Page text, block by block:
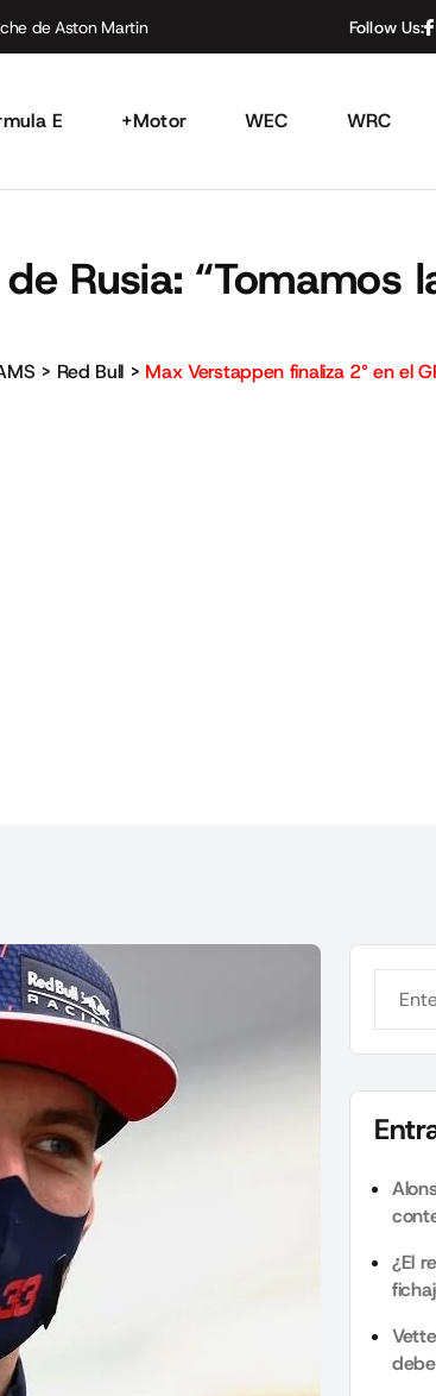
de Aston Martin Follow Us:
E +Motor WEC WRC
Rusia:
> Red Bull > Max Verstappen finaliza 2° en el
¿El